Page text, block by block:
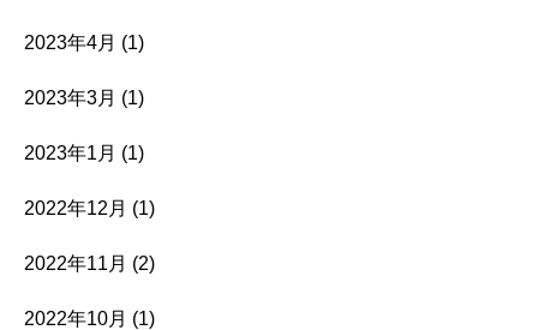
2023年4月 (1)
2023年3月 (1)
2023年1月 (1)
2022年12月 (1)
2022年11月 (2)
2022年10月 (1)